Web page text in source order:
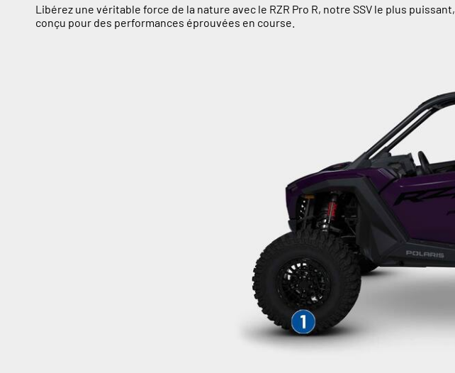
Libérez une véritable force de la nature avec le RZR Pro R, notre SSV le plus puissant,
conçu pour des performances éprouvées en course.